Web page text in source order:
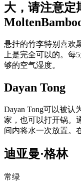
大，请注意定
悬挂的竹李特别喜欢
上是完全可以的。
够的空气湿度。
Dayan Tong
Dayan Tong可以被认
家，也可以打开锅。
间内将水一次放置。
迪亚曼·格林
常绿